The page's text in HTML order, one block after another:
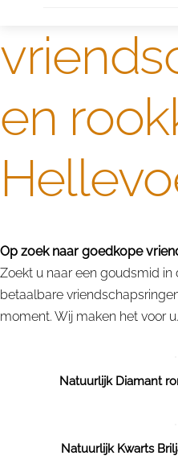
en
Op zoek naar goedkope
Zoekt u naar een goudsmid in
betaalbare
moment. Wij maken het voor
Natuurlijk Diamant
Natuurlijk Kwarts